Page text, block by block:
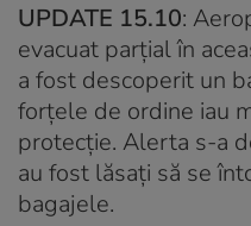
UPDATE 15.10:
evacuat parțial în
a fost descoperit un
forțele de ordine iau
protecție. Alerta s-a
au fost lăsați să se
bagajele.